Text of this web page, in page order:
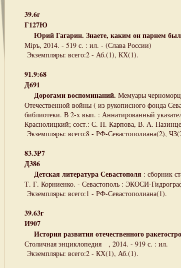
39.6г
Г127Ю
Юрий Гагарин. Знаете, каким он парнем
Міръ, 2014. - 519 с. : ил. - (Слава России)
Экземпляры: всего:2 - Аб.(1), КХ(1).
91.9:68
Д691
Дорогами воспоминаний. Мемуары
Отечественной войны ( из рукописного фонда
библиотеки. В 2-х вып. : Аннатированный
Краснолицкий; сост.: С. П. Карпова, В. А.
Экземпляры: всего:8 - РФ-Севастополиана(2),
83.3Р7
Д386
Детская литература Севастополя : сборник
Т. Г. Корниенко. - Севастополь : ЭКОСИ-
Экземпляры: всего:1 - РФ-Севастополиана(1).
39.63г
И907
История развития отечественного
Столичная энциклопедия , 2014. - 919 с. : ил.
Экземпляры: всего:2 - КХ(1), Аб.(1).